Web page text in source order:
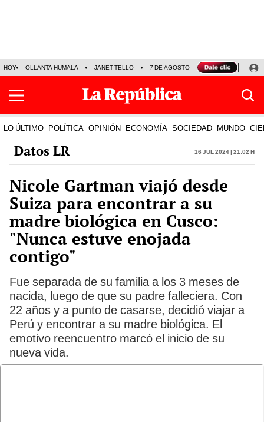
HOY OLLANTA HUMALA JANET TELLO 7 DE AGOSTO TINKA RESULTADOS
LO ÚLTIMO POLÍTICA OPINIÓN ECONOMÍA SOCIEDAD MUNDO
Datos LR 16 Jul 2024 | 21:02 h
Nicole Gartman viajó desde
Suiza para encontrar a su
madre biológica en Cusco:
"Nunca estuve enojada
contigo"
Fue separada de su familia a los 3 meses de
nacida, luego de que su padre falleciera. Con
22 años y a punto de casarse, decidió viajar a
Perú y encontrar a su madre biológica. El
emotivo reencuentro marcó el inicio de su
nueva vida.